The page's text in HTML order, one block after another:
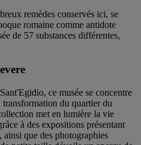
remèdes conservés ici, se
romaine comme antidote
de 57 substances différentes,
ce musée se concentre
du quartier du
met en lumière la vie
à des expositions présentant
ainsi que des photographies